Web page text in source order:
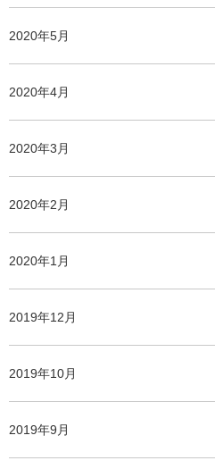
2020年5月
2020年4月
2020年3月
2020年2月
2020年1月
2019年12月
2019年10月
2019年9月